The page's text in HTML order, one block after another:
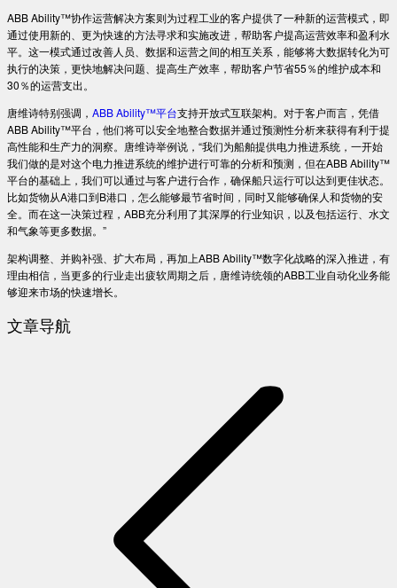
ABB Ability™协作运营解决方案则为过程工业的客户提供了一种新的运营模式，即
通过使用新的、更为快速的方法寻求和实施改进，帮助客户提高运营效率和盈利水
平。这一模式通过改善人员、数据和运营之间的相互关系，能够将大数据转化为可
执行的决策，更快地解决问题、提高生产效率，帮助客户节省55％的维护成本和
30％的运营支出。
唐维诗特别强调， ABB Ability™平台支持开放式互联架构。对于客户而言，凭借
ABB Ability™平台，他们将可以安全地整合数据并通过预测性分析来获得有利于提
高性能和生产力的洞察。唐维诗举例说，“我们为船舶提供电力推进系统，一开始
我们做的是对这个电力推进系统的维护进行可靠的分析和预测，但在ABB Ability™
平台的基础上，我们可以通过与客户进行合作，确保船只运行可以达到更佳状态。
比如货物从A港口到B港口，怎么能够最节省时间，同时又能够确保人和货物的安
全。而在这一决策过程，ABB充分利用了其深厚的行业知识，以及包括运行、水文
和气象等更多数据。”
架构调整、并购补强、扩大布局，再加上ABB Ability™数字化战略的深入推进，有
理由相信，当更多的行业走出疲软周期之后，唐维诗统领的ABB工业自动化业务能
够迎来市场的快速增长。
文章导航